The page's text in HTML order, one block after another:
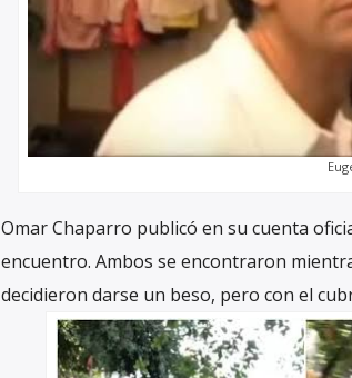
Omar Chaparro publicó en su cuenta
encuentro. Ambos se encontraron
decidieron darse un beso, pero con el